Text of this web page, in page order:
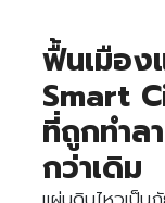
ฟื้นเมือง
Smart
ที่ถูกทำล
กว่าเดิม